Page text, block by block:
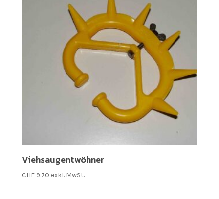
Viehsaugentwöhner
CHF9.70 exkl. MwSt.